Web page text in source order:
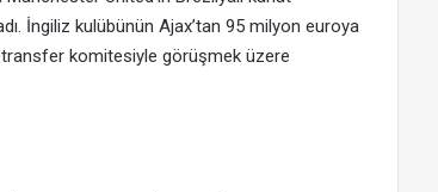
İngiliz kulübünün Ajax’tan 95 milyon euroya
komitesiyle görüşmek üzere